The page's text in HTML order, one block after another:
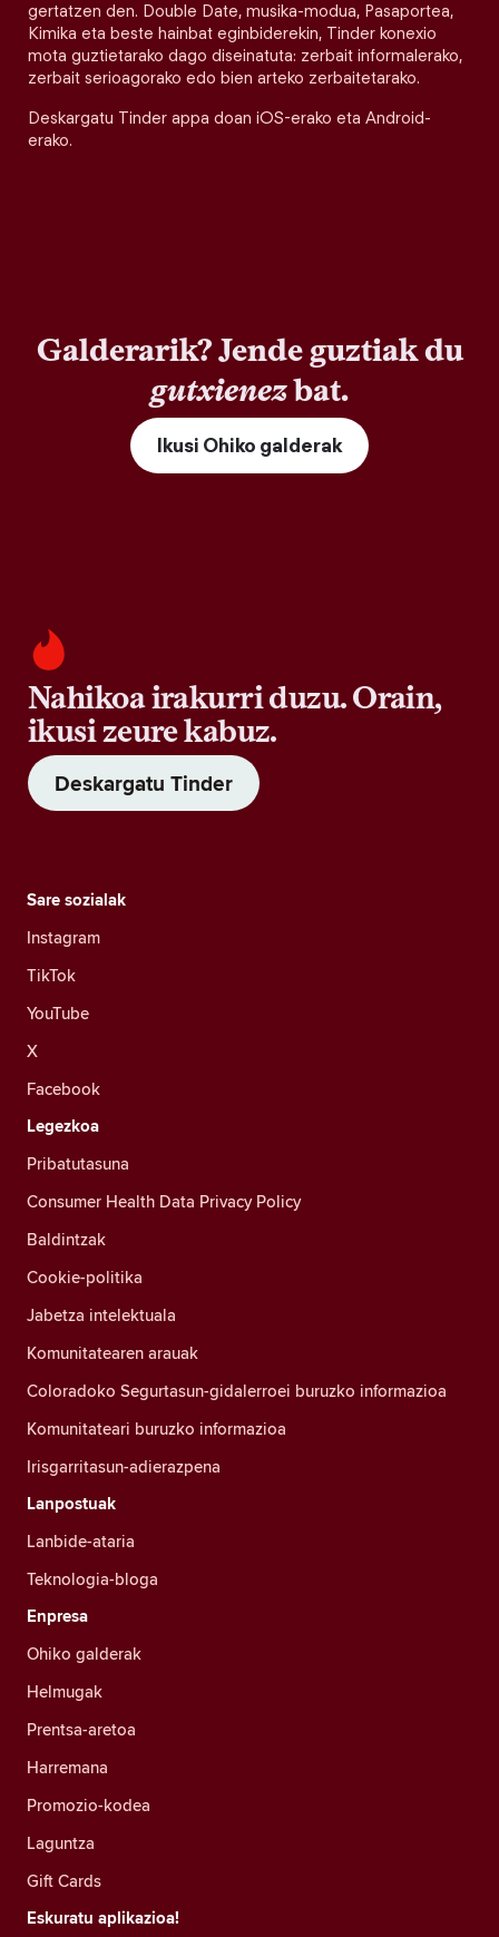
gertatzen den. Double Date, musika-modua, Pasaportea,
Kimika eta beste hainbat eginbiderekin, Tinder konexio
mota guztietarako dago diseinatuta: zerbait informalerako,
zerbait serioagorako edo bien arteko zerbaitetarako.
Deskargatu Tinder appa doan iOS-erako eta Android-
erako.
Galderarik? Jende guztiak du
gutxienezbat.
Ikusi Ohiko galderak
Nahikoa irakurri duzu. Orain,
ikusi zeure kabuz.
Deskargatu Tinder
Sare sozialak
Instagram
TikTok
YouTube
X
Facebook
Legezkoa
Pribatutasuna
Consumer Health Data Privacy Policy
Baldintzak
Cookie-politika
Jabetza intelektuala
Komunitatearen arauak
Coloradoko Segurtasun-gidalerroei buruzko informazioa
Komunitateari buruzko informazioa
Irisgarritasun-adierazpena
Lanpostuak
Lanbide-ataria
Teknologia-bloga
Enpresa
Ohiko galderak
Helmugak
Prentsa-aretoa
Harremana
Promozio-kodea
Laguntza
Gift Cards
Eskuratu aplikazioa!